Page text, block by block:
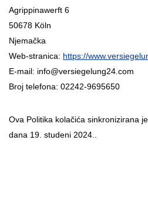
Agrippinawerft 6
50678 Köln
Njemačka
Web-stranica: https://
E-mail: info@versiegelung24.com
Broj telefona: 02242-9695650
Ova Politika kolačića sinkronizirana
dana 19. studeni 2024..